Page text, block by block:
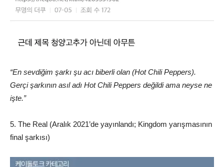
“En sevdiğim şarkı şu acı biberli olan (Hot Chili Peppers).
Gerçi şarkının asıl adı Hot Chili Peppers değildi ama neyse ne
işte.”
5. The Real (Aralık 2021’de yayınlandı; Kingdom yarışmasının
final şarkısı)